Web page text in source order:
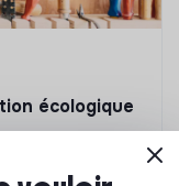
écologique